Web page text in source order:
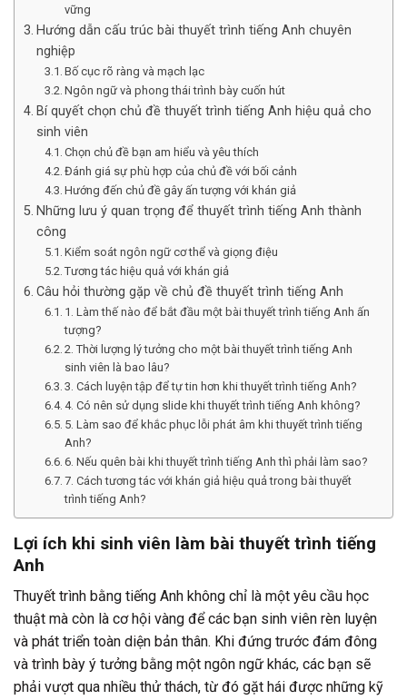
vững
Hướng dẫn cấu trúc bài thuyết trình tiếng Anh chuyên
nghiệp
Bố cục rõ ràng và mạch lạc
Ngôn ngữ và phong thái trình bày cuốn hút
Bí quyết chọn chủ đề thuyết trình tiếng Anh hiệu quả cho
sinh viên
Chọn chủ đề bạn am hiểu và yêu thích
Đánh giá sự phù hợp của chủ đề với bối cảnh
Hướng đến chủ đề gây ấn tượng với khán giả
Những lưu ý quan trọng để thuyết trình tiếng Anh thành
công
Kiểm soát ngôn ngữ cơ thể và giọng điệu
Tương tác hiệu quả với khán giả
Câu hỏi thường gặp về chủ đề thuyết trình tiếng Anh
1. Làm thế nào để bắt đầu một bài thuyết trình tiếng Anh ấn
tượng?
2. Thời lượng lý tưởng cho một bài thuyết trình tiếng Anh
sinh viên là bao lâu?
3. Cách luyện tập để tự tin hơn khi thuyết trình tiếng Anh?
4. Có nên sử dụng slide khi thuyết trình tiếng Anh không?
5. Làm sao để khắc phục lỗi phát âm khi thuyết trình tiếng
Anh?
6. Nếu quên bài khi thuyết trình tiếng Anh thì phải làm sao?
7. Cách tương tác với khán giả hiệu quả trong bài thuyết
trình tiếng Anh?
Lợi ích khi sinh viên làm bài thuyết trình tiếng
Anh
Thuyết trình bằng tiếng Anh không chỉ là một yêu cầu học
thuật mà còn là cơ hội vàng để các bạn sinh viên rèn luyện
và phát triển toàn diện bản thân. Khi đứng trước đám đông
và trình bày ý tưởng bằng một ngôn ngữ khác, các bạn sẽ
phải vượt qua nhiều thử thách, từ đó gặt hái được những kỹ